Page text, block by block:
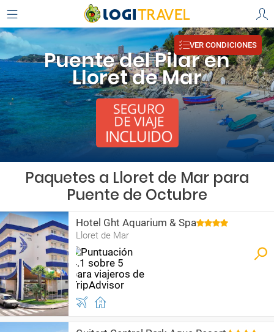
Puente del Pilar en
Lloret de Mar
VER CONDICIONES
Paquetes a Lloret de Mar para
Puente de Octubre
Hotel Ght Aquarium & Spa
Lloret de Mar